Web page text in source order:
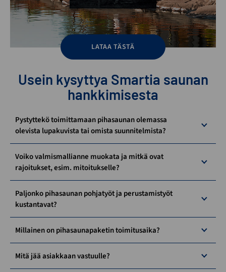
LATAA TÄSTÄ
Usein kysyttya Smartia saunan
hankkimisesta
Pystyttekö toimittamaan pihasaunan olemassa
olevista lupakuvista tai omista suunnitelmista?
Voiko valmismallianne muokata ja mitkä ovat
rajoitukset, esim. mitoitukselle?
Paljonko pihasaunan pohjatyöt ja perustamistyöt
kustantavat?
Millainen on pihasaunapaketin toimitusaika?
Mitä jää asiakkaan vastuulle?